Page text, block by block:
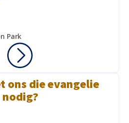
Park
ons die evangelie
nodig?